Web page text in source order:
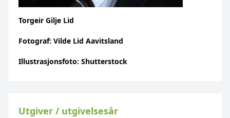
Torgeir Gilje Lid
Fotograf: Vilde Lid Aavitsland
Illustrasjonsfoto: Shutterstock
Utgiver / utgivelsesår